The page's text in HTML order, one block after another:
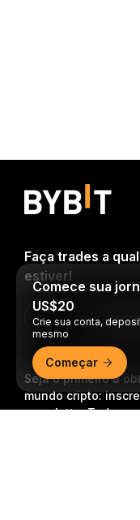
Seja o primeiro a
mundo cripto:
newsletter.Todas
Faça trades a
estiver!
Comece sua
US$20
Crie sua conta,
mesmo
Começar